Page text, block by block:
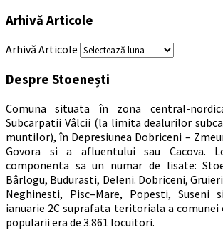
Arhivă Articole
Arhivă Articole
Despre Stoenești
Comuna situata în zona central-
Subcarpatii Vâlcii (la limita dealurilor
muntilor), în Depresiunea Dobriceni –
Govora si a afluentului sau Cacova.
componenta sa un numar de lisate:
Bârlogu, Budurasti, Deleni. Dobriceni,
Neghinesti, Pisc–Mare, Popesti, Suseni
ianuarie 2C suprafata teritoriala a comunei
popularii era de 3.861 locuitori.